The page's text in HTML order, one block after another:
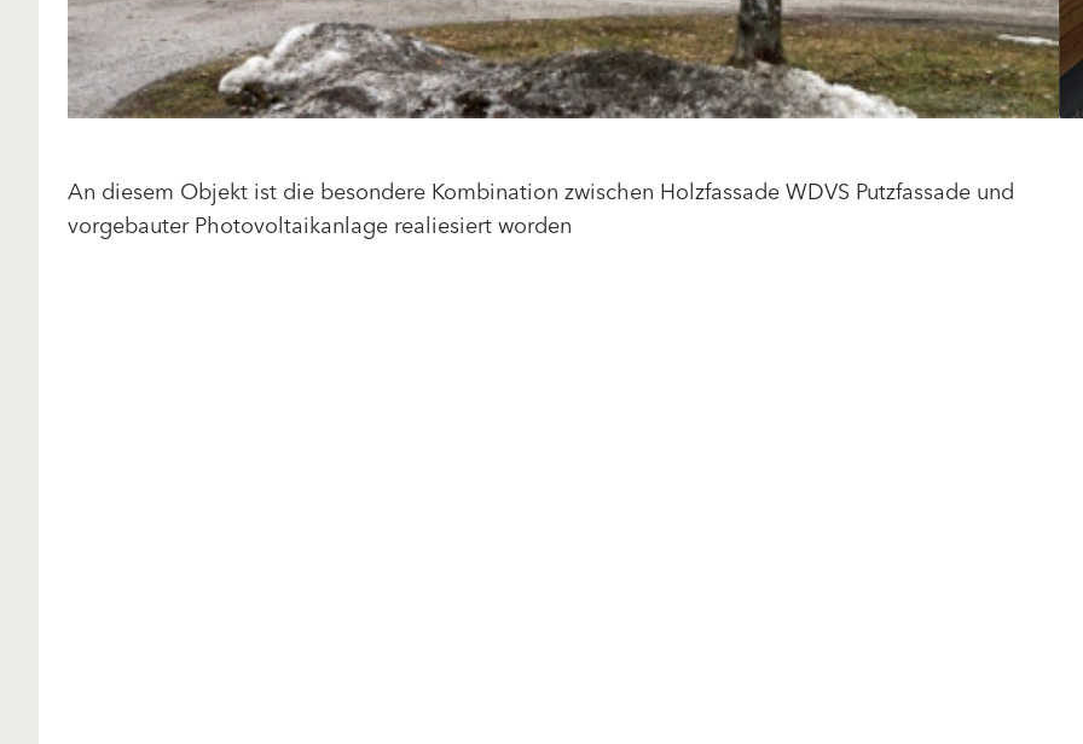
An diesem Objekt ist die besondere Kombination zwischen Holzfassade WDVS Putzfassade und
vorgebauter Photovoltaikanlage realiesiert worden